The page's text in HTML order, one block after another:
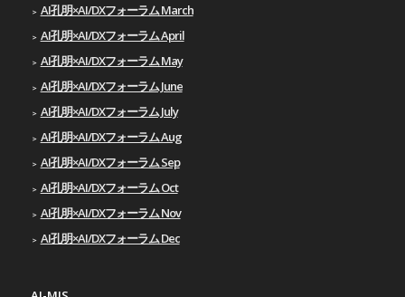
AI孔明×AI/DXフォーラム March
AI孔明×AI/DXフォーラム April
AI孔明×AI/DXフォーラム May
AI孔明×AI/DXフォーラム June
AI孔明×AI/DXフォーラム July
AI孔明×AI/DXフォーラム Aug
AI孔明×AI/DXフォーラム Sep
AI孔明×AI/DXフォーラム Oct
AI孔明×AI/DXフォーラム Nov
AI孔明×AI/DXフォーラム Dec